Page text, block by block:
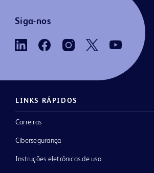
Siga-nos
LINKS RÁPIDOS
Carreiras
Cibersegurança
Instruções eletrônicas de uso